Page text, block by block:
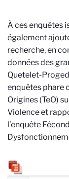
À ces enquêtes
également
recherche, en
données des
Quetelet-
enquêtes phare
Origines (TeO)
Violence et
l’enquête